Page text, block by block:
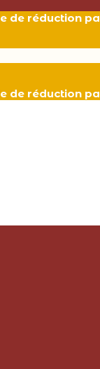
de réduction
de réduction